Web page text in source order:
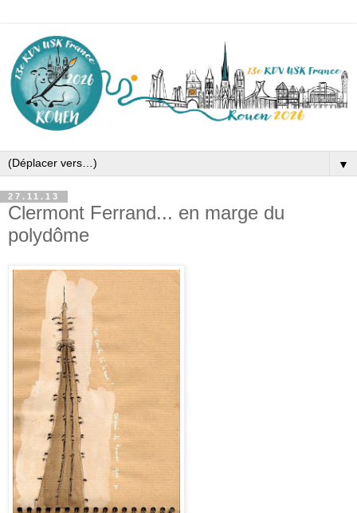
▼
27.11.13
Clermont Ferrand... en marge du
polydôme